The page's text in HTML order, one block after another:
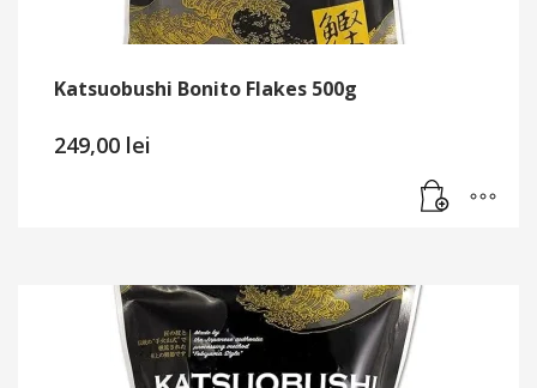
Katsuobushi Bonito Flakes 500g
249,00 lei